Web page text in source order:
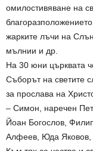
омилостивяване на
жарките лъчи на
мълнии и др.
На 30 юни църквата
Съборът на светите
за прослава на
– Симон, наречен
Йоан Богослов,
Алфеев, Юда Яковов,